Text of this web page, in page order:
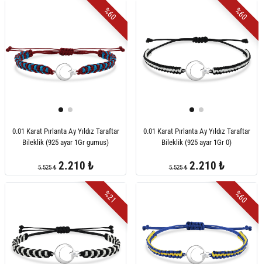
%60
0.01 Karat Pırlanta Ay Yıldız Taraftar
Bileklik (925 ayar 1Gr gumus)
5.525 ₺ 2.210 ₺
%60
0.01 Karat Pırlanta Ay Yıldız Taraftar
Bileklik (925 ayar 1Gr 0)
5.525 ₺ 2.210 ₺
%21 %60